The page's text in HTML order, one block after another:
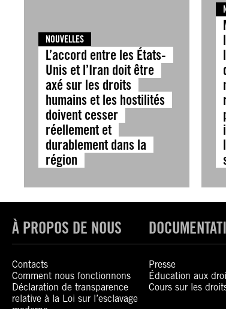
NOUVELLES
L’accord entre les États-
Unis et l’Iran doit être
axé sur les droits
humains et les hostilités
doivent cesser
réellement et
durablement dans la
région
À PROPOS DE NOUS
Contacts
Comment nous fonctionnons
Déclaration de transparence
relative à la Loi sur l’esclavage
Presse
Éducation aux
Cours sur les